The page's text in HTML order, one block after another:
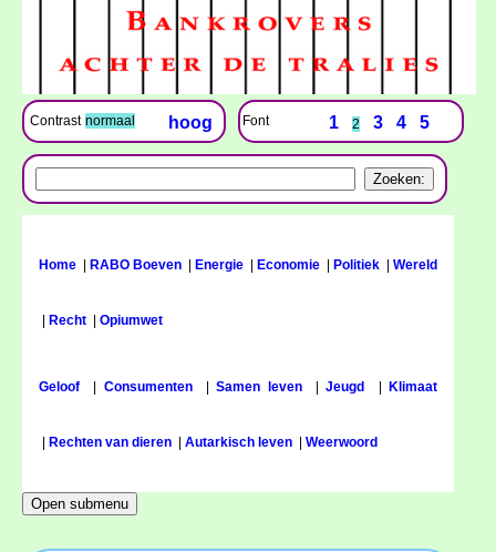
Contrast normaal hoog Font 1 2 3 4 5
Home RABO Boeven Energie Economie Politiek Wereld
Recht Opiumwet
Geloof Consumenten|Samen leven|Jeugd Klimaat
Rechten van dieren Autarkisch leven Weerwoord